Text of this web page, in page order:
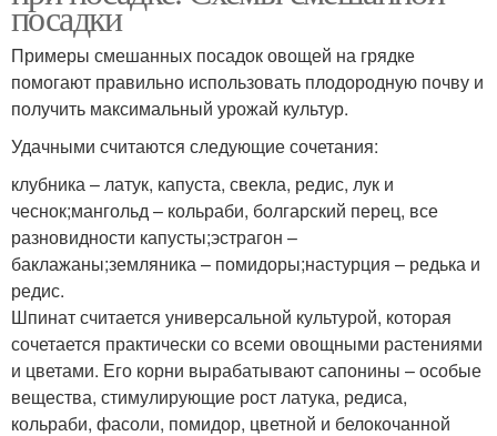
посадки
Примеры смешанных посадок овощей на грядке
помогают правильно использовать плодородную почву и
получить максимальный урожай культур.
Удачными считаются следующие сочетания:
клубника – латук, капуста, свекла, редис, лук и
чеснок;мангольд – кольраби, болгарский перец, все
разновидности капусты;эстрагон –
баклажаны;земляника – помидоры;настурция – редька и
редис.
Шпинат считается универсальной культурой, которая
сочетается практически со всеми овощными растениями
и цветами. Его корни вырабатывают сапонины – особые
вещества, стимулирующие рост латука, редиса,
кольраби, фасоли, помидор, цветной и белокочанной